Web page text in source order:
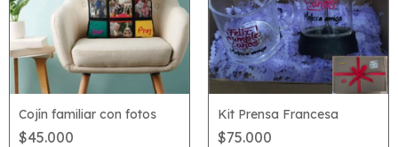
Cojín familiar con fotos
$45.000
Kit Prensa Francesa
$75.000